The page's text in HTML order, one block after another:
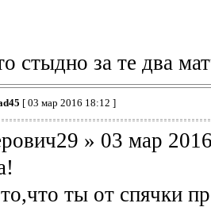
стыдно за те два
[ 03 мар 2016 18:12 ]
» 03 мар
ты от спячки